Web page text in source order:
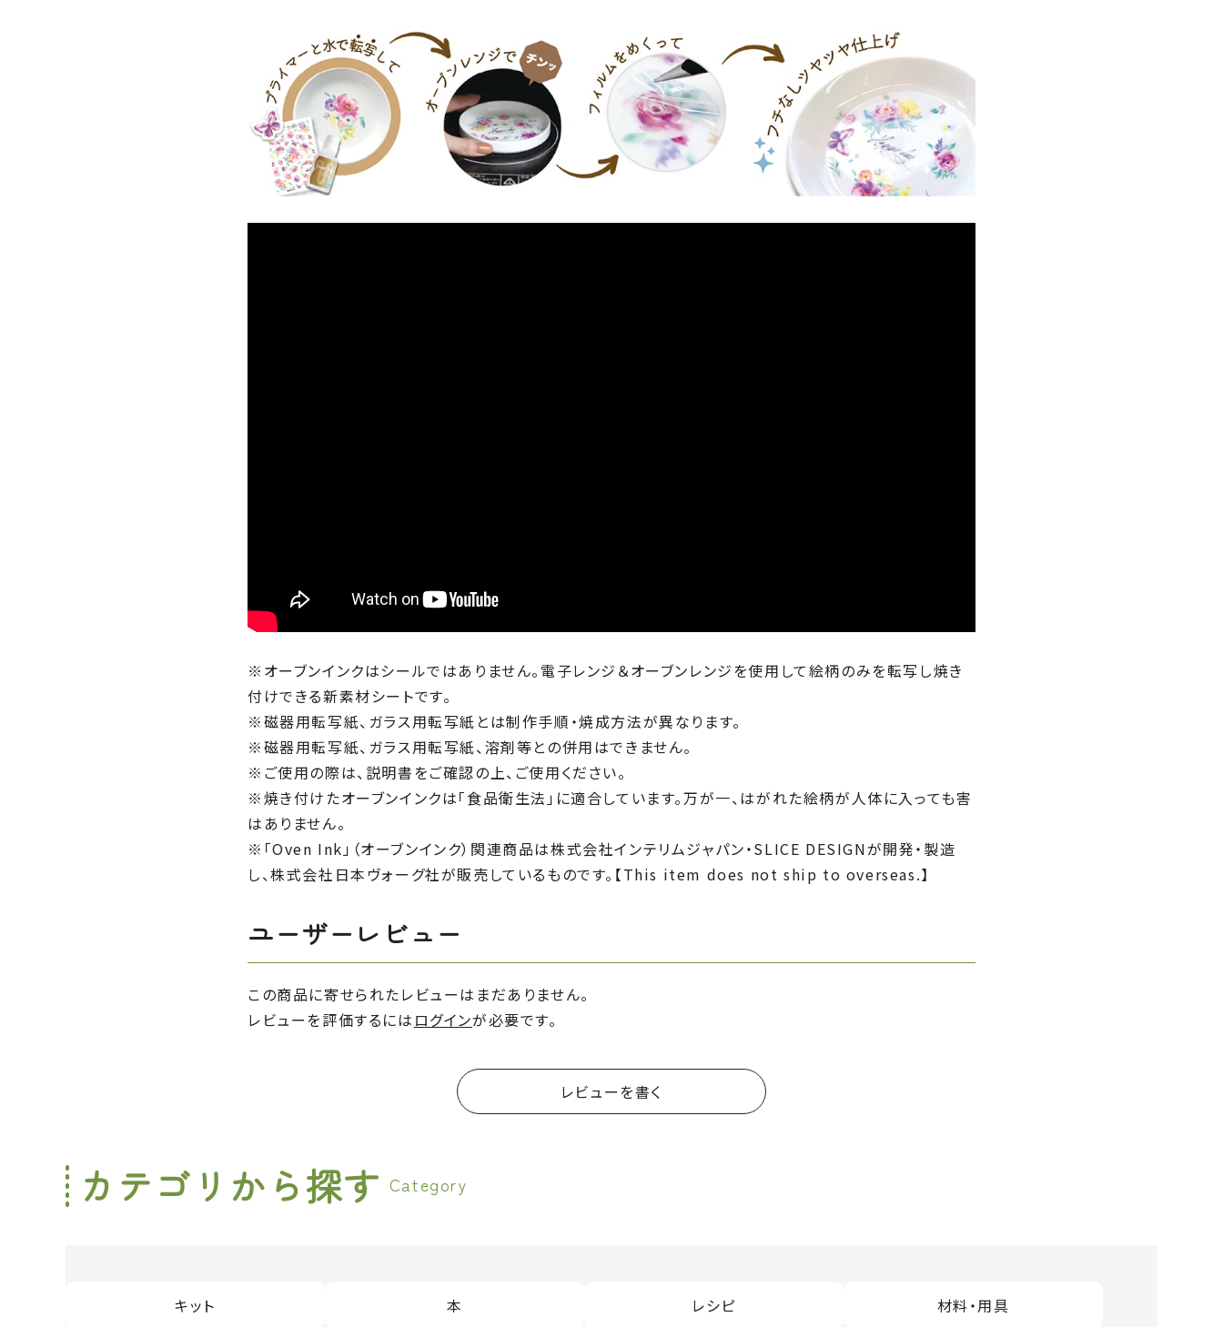
※オーブンインクはシールではありません。電子レンジ＆オーブンレンジを使用して絵柄のみを転写し焼き
付けできる新素材シートです。
※磁器用転写紙、ガラス用転写紙とは制作手順・焼成方法が異なります。
※磁器用転写紙、ガラス用転写紙、溶剤等との併用はできません。
※ご使用の際は、説明書をご確認の上、ご使用ください。
※焼き付けたオーブンインクは「食品衛生法」に適合しています。万が一、はがれた絵柄が人体に入っても害
はありません。
※「Oven Ink」（オーブンインク）関連商品は株式会社インテリムジャパン・SLICE DESIGNが開発・製造
し、株式会社日本ヴォーグ社が販売しているものです。【This item does not ship to overseas.】
ユーザーレビュー
この商品に寄せられたレビューはまだありません。
レビューを評価するには ログインが必要です。
レビューを書く
カテゴリから探す Category
キット 本 レシピ 材料・用具